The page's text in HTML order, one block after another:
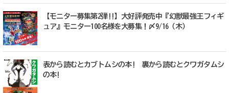
【モニター募集第2弾!!】大好評発売中『幻獣最強王フィギ
ュア』モニター100名様を大募集！〆9/16（木）
表から読むとカブトムシの本! 裏から読むとクワガタムシ
の本!